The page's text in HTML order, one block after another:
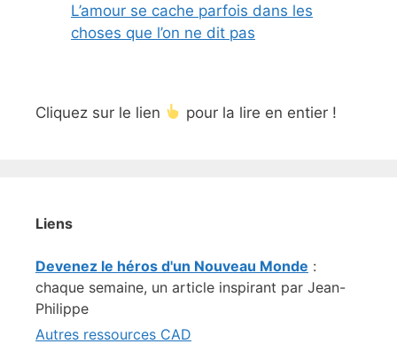
L’amour se cache parfois dans les
choses que l’on ne dit pas
Cliquez sur le lien pour la lire en entier !
Liens
Devenez le héros d'un Nouveau Monde :
chaque semaine, un article inspirant par Jean-
Philippe
Autres ressources CAD